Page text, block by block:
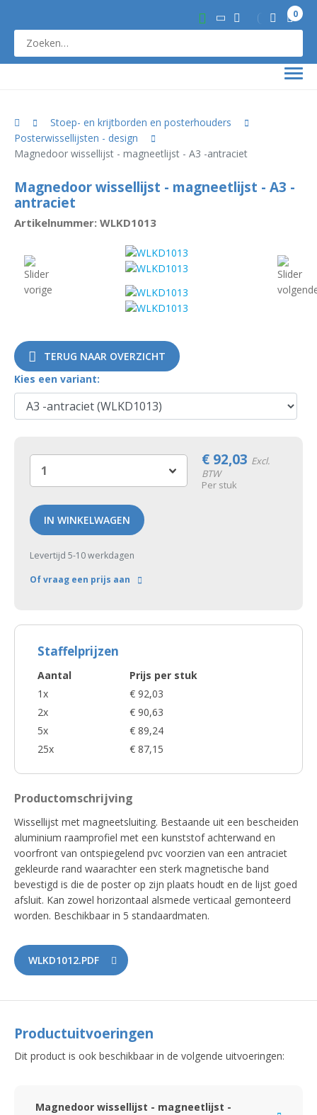
0
Stoep- en krijtborden en posterhouders
Posterwissellijsten - design
Magnedoor wissellijst - magneetlijst - A3 -antraciet
Magnedoor wissellijst - magneetlijst - A3 -
antraciet
Artikelnummer: WLKD1013
TERUG NAAR OVERZICHT
Kies een variant:
€ 92,03 Excl.
BTW
Per stuk
IN WINKELWAGEN
Levertijd 5-10 werkdagen
Of vraag een prijs aan
Staffelprijzen
Aantal
Prijs per stuk
1x
€ 92,03
2x
€ 90,63
5x
€ 89,24
25x
€ 87,15
Productomschrijving
Wissellijst met magneetsluiting. Bestaande uit een bescheiden
aluminium raamprofiel met een kunststof achterwand en
voorfront van ontspiegelend pvc voorzien van een antraciet
gekleurde rand waarachter een sterk magnetische band
bevestigd is die de poster op zijn plaats houdt en de lijst goed
afsluit. Kan zowel horizontaal alsmede verticaal gemonteerd
worden. Beschikbaar in 5 standaardmaten.
WLKD1012.PDF
Productuitvoeringen
Dit product is ook beschikbaar in de volgende uitvoeringen:
Magnedoor wissellijst - magneetlijst -